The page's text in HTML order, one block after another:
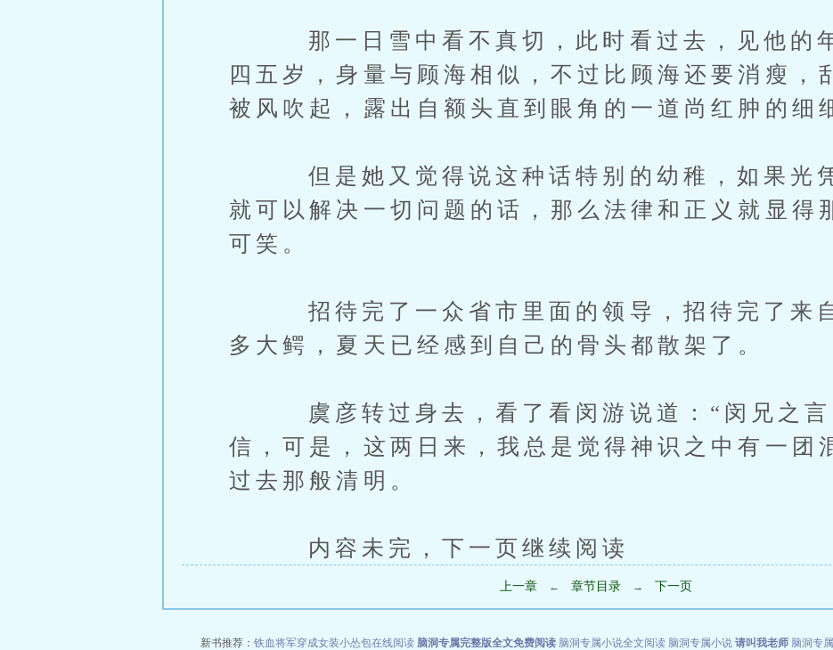
那一日雪中看不真切，此时看过去，见他的
四五岁，身量与顾海相似，不过比顾海还要消瘦，
被风吹起，露出自额头直到眼角的一道尚红肿的细
但是她又觉得说这种话特别的幼稚，如果光
就可以解决一切问题的话，那么法律和正义就显得
可笑。
招待完了一众省市里面的领导，招待完了来
多大鳄，夏天已经感到自己的骨头都散架了。
虞彦转过身去，看了看闵游说道：“闵兄之言
信，可是，这两日来，我总是觉得神识之中有一团
过去那般清明。
内容未完，下一页继续阅读
上一章 ← 章节目录 → 下一页
新书推荐： 铁血将军穿成女装小怂包在线阅读 脑洞专属完整版全文免费阅读 脑洞专属小说全文阅读 脑洞专属小说 请叫我老师 脑洞专